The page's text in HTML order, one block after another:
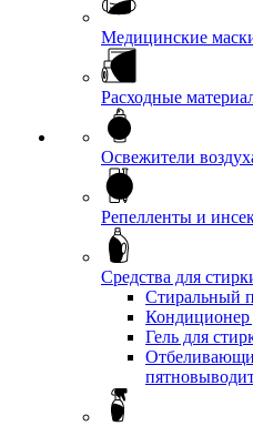
Медицинские
Расходные
Освежители
Репелленты и
Средства для
Стиральный
Кондиционер
Гель для